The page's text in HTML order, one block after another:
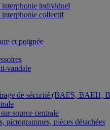
individuel
interphonie collectif
et poignée
vandale
de sécurité (BAES,
source centrale
pictogrammes, pièces détachées